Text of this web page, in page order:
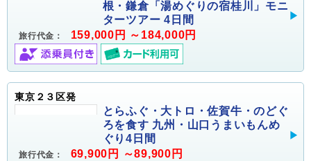
根・鎌倉「湯めぐりの宿桂川」モニ
ターツアー 4日間
旅行代金： 159,000円 ～184,000円
東京２３区発
とらふぐ・大トロ・佐賀牛・のどぐ
ろを食す 九州・山口うまいもんめ
ぐり4日間
旅行代金： 69,900円 ～89,900円